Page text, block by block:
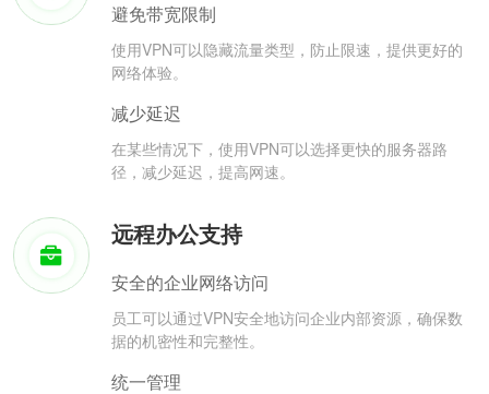
避免带宽限制
使用VPN可以隐藏流量类型，防止限速，提供更好的
网络体验。
减少延迟
在某些情况下，使用VPN可以选择更快的服务器路
径，减少延迟，提高网速。
远程办公支持
安全的企业网络访问
员工可以通过VPN安全地访问企业内部资源，确保数
据的机密性和完整性。
统一管理